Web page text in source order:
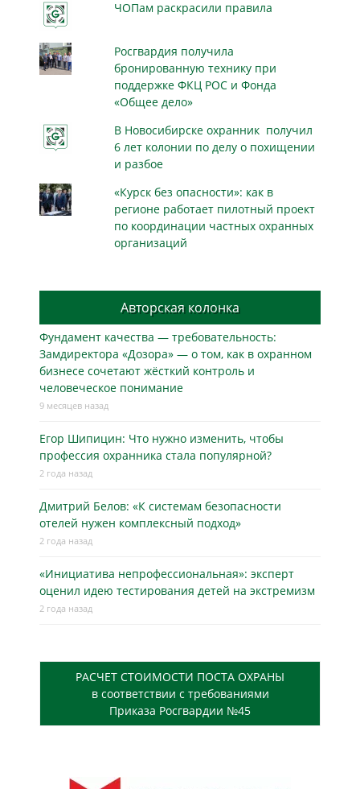
ЧОПам раскрасили правила
Росгвардия получила
бронированную технику при
поддержке ФКЦ РОС и Фонда
«Общее дело»
В Новосибирске охранник получил
6 лет колонии по делу о похищении
и разбое
«Курск без опасности»: как в
регионе работает пилотный проект
по координации частных охранных
организаций
Авторская колонка
Фундамент качества — требовательность:
Замдиректора «Дозора» — о том, как в охранном
бизнесe сочетают жёсткий контроль и
человеческое понимание
9 месяцев назад
Егор Шипицин: Что нужно изменить, чтобы
профессия охранника стала популярной?
2 года назад
Дмитрий Белов: «К системам безопасности
отелей нужен комплексный подход»
2 года назад
«Инициатива непрофессиональная»: эксперт
оценил идею тестирования детей на экстремизм
2 года назад
РАСЧЕТ СТОИМОСТИ ПОСТА ОХРАНЫ
в соответствии с требованиями
Приказа Росгвардии №45